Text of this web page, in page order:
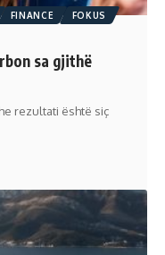
FINANCE
FOKUS
sa gjithë
rezultati është siç